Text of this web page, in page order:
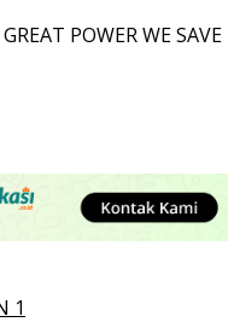
POWER WE SAVE
1